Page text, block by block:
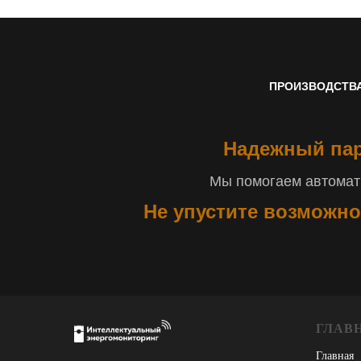
Надежный
Мы помогаем
Не упустите
Главная